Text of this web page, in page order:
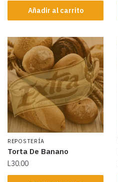
Añadir al carrito
REPOSTERÍA
Torta De Banano
L30.00